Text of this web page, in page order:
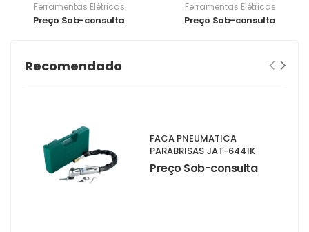
Ferramentas Elétricas
Preço Sob-consulta
Ferramentas Elétricas
Preço Sob-consulta
Recomendado
FACA PNEUMATICA
PARABRISAS JAT-6441K
Preço Sob-consulta